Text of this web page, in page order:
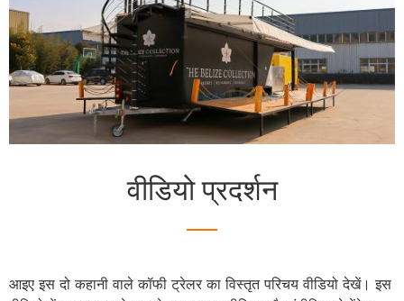
वीडियो प्रदर्शन
आइए इस दो कहानी वाले कॉफी ट्रेलर का विस्तृत परिचय वीडियो देखें। इस